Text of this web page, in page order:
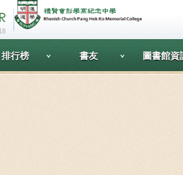
排行榜 書友 圖書館資